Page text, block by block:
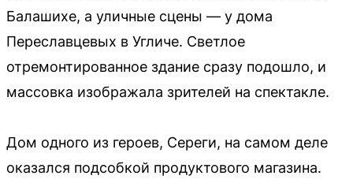
Балашихе, а уличные сцены — у дома
Переславцевых в Угличе. Светлое
отремонтированное здание сразу подошло, и
массовка изображала зрителей на спектакле.
Дом одного из героев, Сереги, на самом деле
оказался подсобкой продуктового магазина.